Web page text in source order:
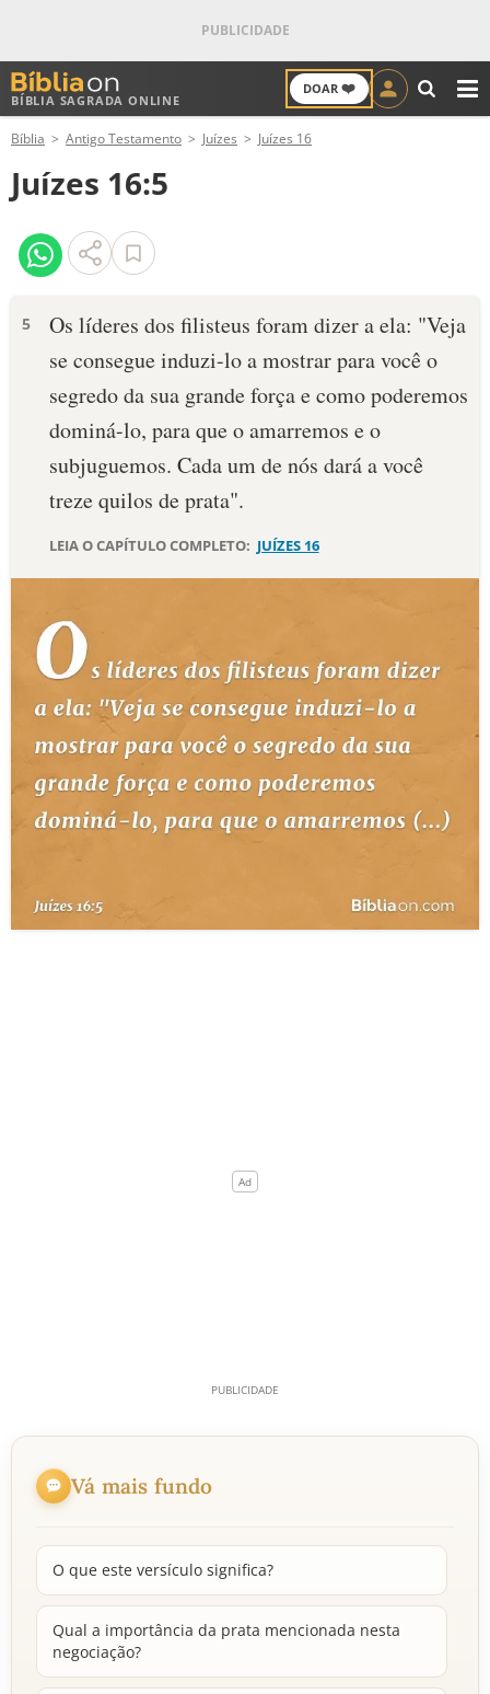
BÍBLIA SAGRADA ONLINE
DOAR ❤️
ANTIGO TESTAMENTO
NOVO TESTAMENTO
VERSÍCULOS
PALAVRA DO DIA
SALMO DO DIA
DEVOCIONAL DIÁRIO
ESBOÇOS DE PREGAÇÃO
TEMAS
PERGUNTE À BÍBLIA IA
TERMO BÍBLICO
Bíblia Antigo Testamento Juízes Juízes 16
Juízes 16:5
5
Os líderes dos filisteus foram dizer a ela: "Veja
se consegue induzi-lo a mostrar para você o
segredo da sua grande força e como poderemos
dominá-lo, para que o amarremos e o
subjuguemos. Cada um de nós dará a você
treze quilos de prata".
LEIA O CAPÍTULO COMPLETO: JUÍZES 16
Vá mais fundo
O que este versículo significa?
Qual a importância da prata mencionada nesta
negociação?